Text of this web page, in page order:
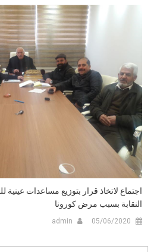
اجتماع لاتخاذ قرار بتوزيع مساعدات عينية
النقابة بسبب مرض كورونا
05/06/2020
admin